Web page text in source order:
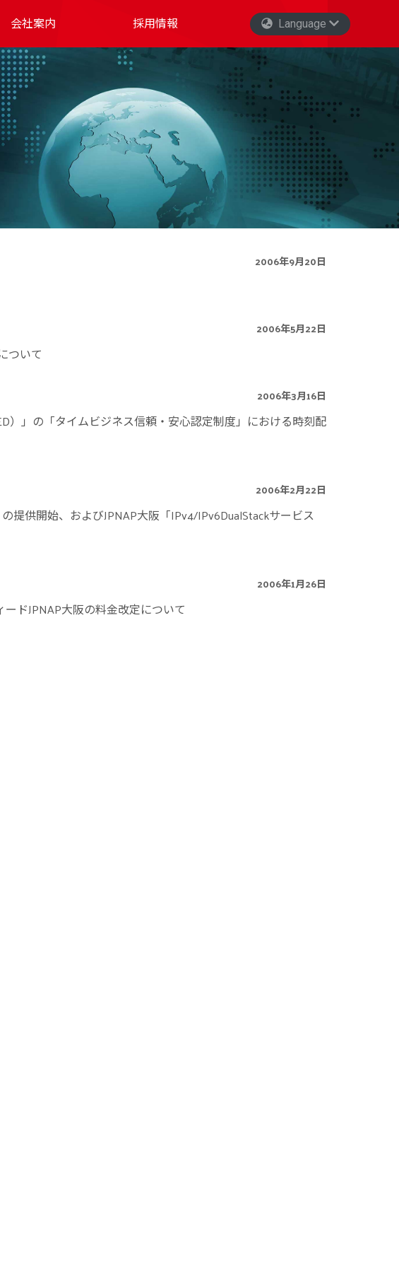
会社案内 採用情報 Language
2006年9月20日
2006年5月22日
ついて
2006年3月16日
）」の「タイムビジネス信頼・安心認定制度」における時刻配
2006年2月22日
提供開始、およびJPNAP大阪「IPv4/IPv6DualStackサービス
2006年1月26日
ドJPNAP大阪の料金改定について